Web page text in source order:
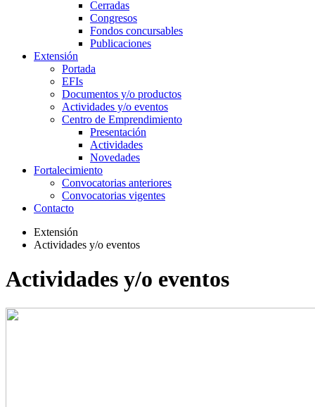
Cerradas
Congresos
Fondos concursables
Publicaciones
Extensión
Portada
EFIs
Documentos y/o productos
Actividades y/o eventos
Centro de Emprendimiento
Presentación
Actividades
Novedades
Fortalecimiento
Convocatorias anteriores
Convocatorias vigentes
Contacto
Extensión
Actividades y/o eventos
Actividades y/o eventos